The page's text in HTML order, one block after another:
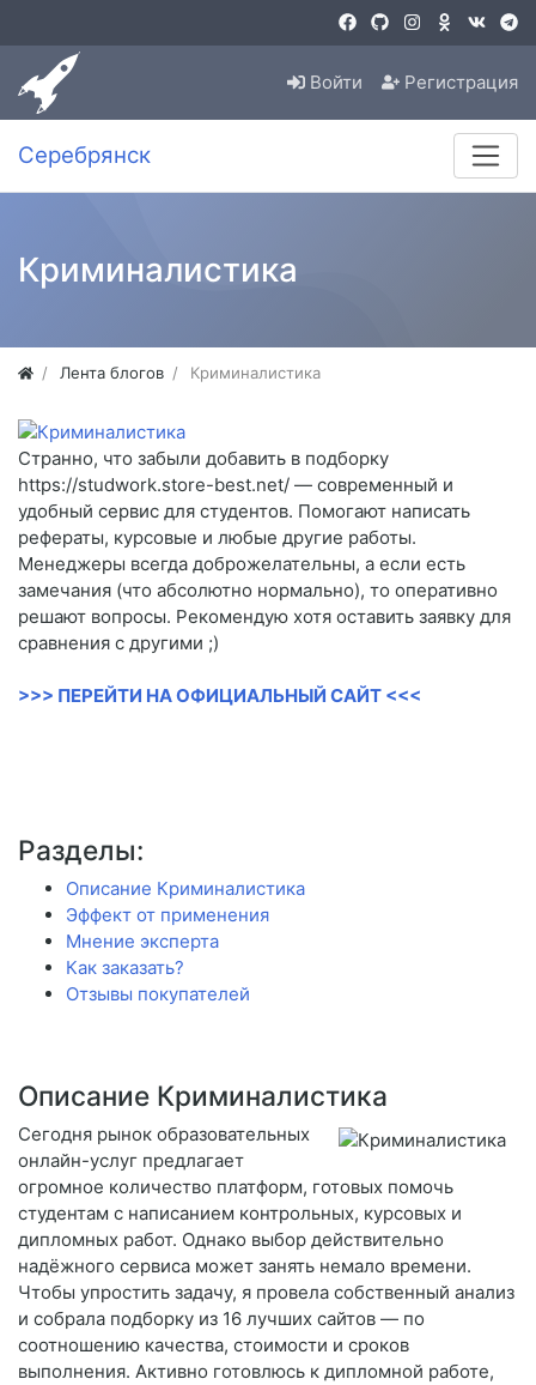
Войти Регистрация
Серебрянск
Криминалистика
Лента блогов Криминалистика
Странно, что забыли добавить в подборку
https://studwork.store-best.net/ — современный и
удобный сервис для студентов. Помогают написать
рефераты, курсовые и любые другие работы.
Менеджеры всегда доброжелательны, а если есть
замечания (что абсолютно нормально), то оперативно
решают вопросы. Рекомендую хотя оставить заявку для
сравнения с другими ;)
>>> ПЕРЕЙТИ НА ОФИЦИАЛЬНЫЙ САЙТ <<<
Разделы:
Описание Криминалистика
Эффект от применения
Мнение эксперта
Как заказать?
Отзывы покупателей
Описание Криминалистика
Сегодня рынок образовательных
онлайн-услуг предлагает
огромное количество платформ, готовых помочь
студентам с написанием контрольных, курсовых и
дипломных работ. Однако выбор действительно
надёжного сервиса может занять немало времени.
Чтобы упростить задачу, я провела собственный анализ
и собрала подборку из 16 лучших сайтов — по
соотношению качества, стоимости и сроков
выполнения. Активно готовлюсь к дипломной работе,